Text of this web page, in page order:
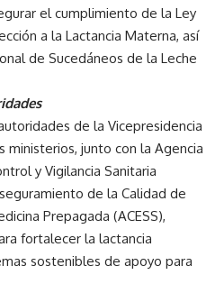
el cumplimiento de la Ley
a la Lactancia Materna, así
de Sucedáneos de la Leche
de la Vicepresidencia
ministerios, junto con la Agencia
y Vigilancia Sanitaria
de la Calidad de
Prepagada (ACESS),
fortalecer la lactancia
sostenibles de apoyo para